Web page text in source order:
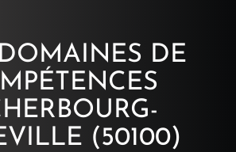
DE
(50100)